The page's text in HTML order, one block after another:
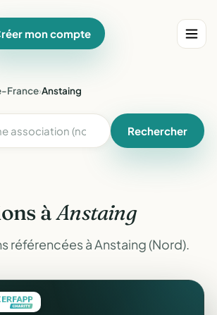
mon compte
France›Anstaing
Rechercher
àAnstaing
référencées à Anstaing (Nord).